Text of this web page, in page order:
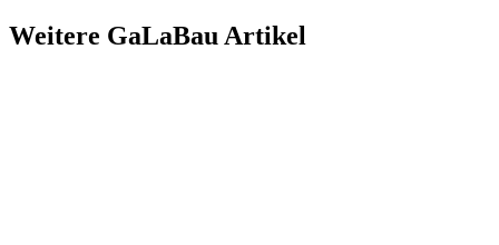
Weitere GaLaBau Artikel